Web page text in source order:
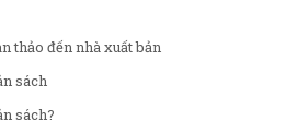
thảo đến nhà xuất bản
sách
sách?